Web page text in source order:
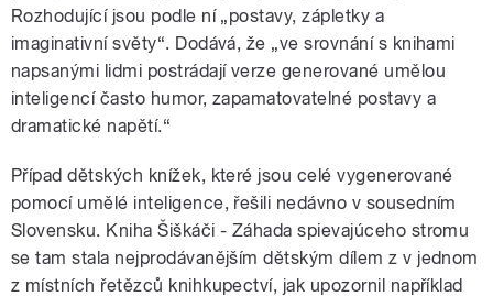
Rozhodující jsou podle ní „postavy, zápletky a
imaginativní světy“. Dodává, že „ve srovnání s knihami
napsanými lidmi postrádají verze generované umělou
inteligencí často humor, zapamatovatelné postavy a
dramatické napětí.“
Případ dětských knížek, které jsou celé vygenerované
pomocí umělé inteligence, řešili nedávno v sousedním
Slovensku. Kniha Šiškáči - Záhada spievajúceho stromu
se tam stala nejprodávanějším dětským dílem z v jednom
z místních řetězců knihkupectví, jak upozornil například